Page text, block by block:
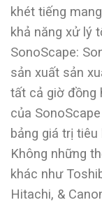
khét tiếng
khả năng xử lý
SonoScape:
sản xuất sản
tất cả giờ đồng
của
bảng giá trị
Không những
khác như
Hitachi, &